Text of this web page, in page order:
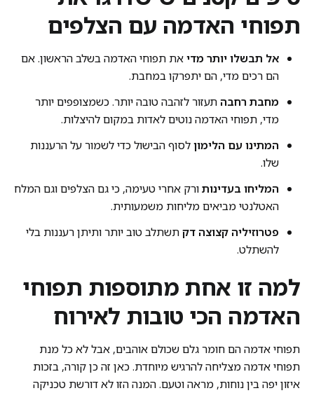
תפוחי האדמה עם הצלפים
אל תבשלו יותר מדיאת תפוחי האדמה בשלב הראשון. אם
הם רכים מדי, הם יתפרקו במחבת.
מחבת רחבהתעזור לזהבה טובה יותר. כשמצופפים יותר
מדי, תפוחי האדמה נוטים לאדות במקום להיצלות.
המתינו עם הלימוןלסוף הבישול כדי לשמור על הרעננות
שלו.
המליחו בעדינותורק אחרי טעימה, כי גם הצלפים וגם המלח
האטלנטי מביאים מליחות משמעותית.
פטרוזיליה קצוצה דקתשתלב טוב יותר ותיתן רעננות בלי
להשתלט.
למה זו אחת מתוספות תפוחי
האדמה הכי טובות לאירוח
תפוחי אדמה הם חומר גלם שכולם אוהבים, אבל לא כל מנת
תפוחי אדמה מצליחה להרגיש מיוחדת. כאן זה כן קורה, בזכות
איזון יפה בין נוחות, מראה וטעם. המנה הזו לא דורשת טכניקה